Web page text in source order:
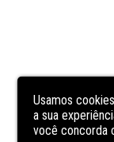
Usamos
a sua
você concorda